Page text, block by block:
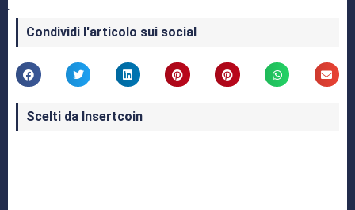
Condividi l'articolo sui social
Scelti da Insertcoin